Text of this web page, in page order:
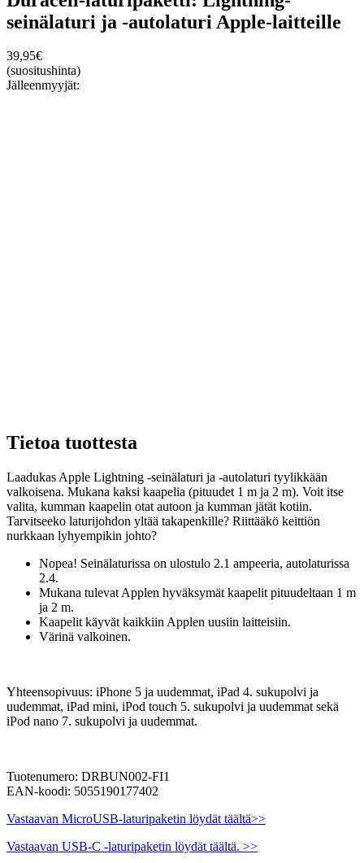
seinälaturi ja -autolaturi Apple-laitteille
39,95€
(suositushinta)
Jälleenmyyjät:
Tietoa tuottesta
Laadukas Apple Lightning -seinälaturi ja -autolaturi tyylikkään
valkoisena. Mukana kaksi kaapelia (pituudet 1 m ja 2 m). Voit itse
valita, kumman kaapelin otat autoon ja kumman jätät kotiin.
Tarvitseeko laturijohdon yltää takapenkille? Riittääkö keittiön
nurkkaan lyhyempikin johto?
Nopea! Seinälaturissa on ulostulo 2.1 ampeeria, autolaturissa
2.4.
Mukana tulevat Applen hyväksymät kaapelit pituudeltaan 1 m
ja 2 m.
Kaapelit käyvät kaikkiin Applen uusiin laitteisiin.
Värinä valkoinen.
Yhteensopivuus: iPhone 5 ja uudemmat, iPad 4. sukupolvi ja
uudemmat, iPad mini, iPod touch 5. sukupolvi ja uudemmat sekä
iPod nano 7. sukupolvi ja uudemmat.
Tuotenumero: DRBUN002-FI1
EAN-koodi: 5055190177402
Vastaavan MicroUSB-laturipaketin löydät täältä>>
Vastaavan USB-C -laturipaketin löydät täältä. >>